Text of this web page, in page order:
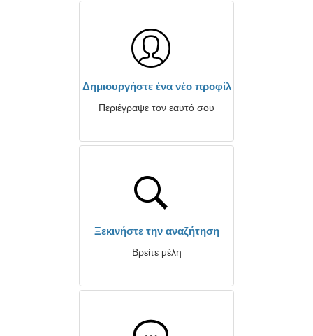
Δημιουργήστε ένα νέο προφίλ
Περιέγραψε τον εαυτό σου
Ξεκινήστε την αναζήτηση
Βρείτε μέλη